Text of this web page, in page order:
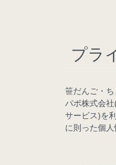
プラ
笹だんご・
パボ株式会社
サービス)を
に則った個人